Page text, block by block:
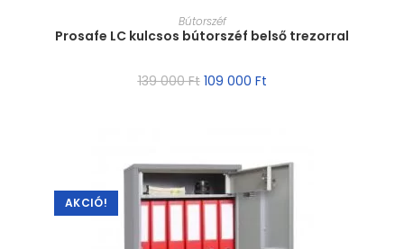
MÉRET VÁLASZTÁSA
Bútorszéf
Prosafe LC kulcsos bútorszéf belső trezorral
139 000Ft 109 000 Ft
AKCIÓ!